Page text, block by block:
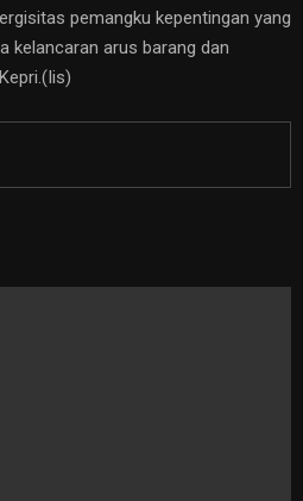
pemangku kepentingan yang
kelancaran arus barang dan